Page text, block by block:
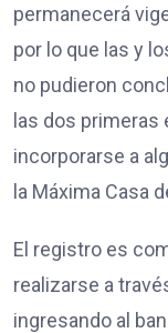
permanecerá
por lo que las y
no pudieron
las dos primeras
incorporarse a
la Máxima Casa
El registro es
realizarse a
ingresando al